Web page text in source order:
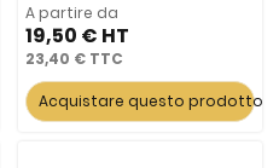
A partire da
19,50 €
23,40 €
Acquistare questo prodotto